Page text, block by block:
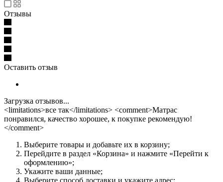
Отзывы
Оставить отзыв
Загрузка отзывов...
<limitations>все так</limitations> <comment>Матрас
понравился, качество хорошее, к покупке рекомендую!
</comment>
Выберите товары и добавьте их в корзину;
Перейдите в раздел «Корзина» и нажмите «Перейти к
оформлению»;
Укажите ваши данные;
Выберите способ доставки и укажите адрес;